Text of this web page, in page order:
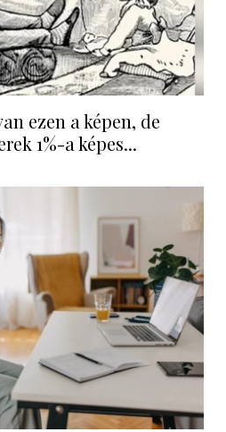
ezen a képen, de
1%-a képes...